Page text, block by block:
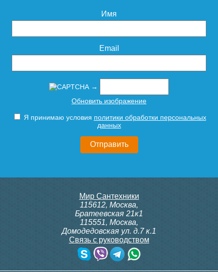
Имя
Email
→
Обновить изображение
Я принимаю условия политики обработки персональных
данных
Мир Сантехники
115612, Москва,
Братеевская 21к1
115551, Москва,
Домодедовская ул. д.7 к.1
Связь с руководством